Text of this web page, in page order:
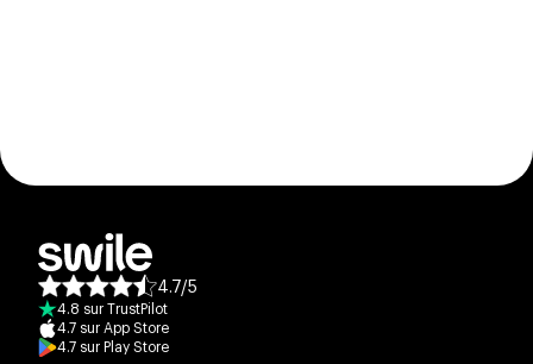
Note moyenne des avis :
4.7/5
4.8 sur TrustPilot
4.7 sur App Store
4.7 sur Play Store